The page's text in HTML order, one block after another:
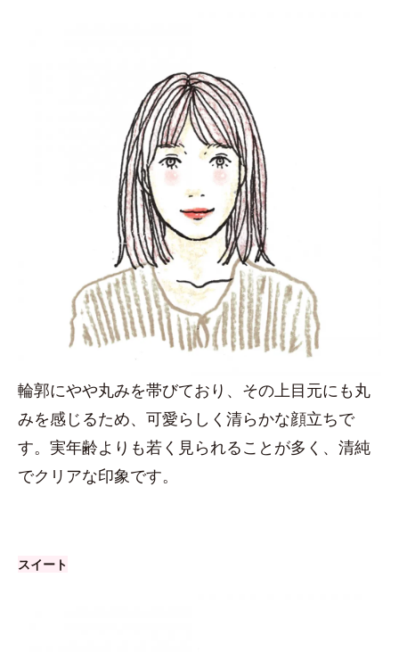
輪郭にやや丸みを帯びており、その上目元にも丸
みを感じるため、可愛らしく清らかな顔立ちで
す。実年齢よりも若く見られることが多く、清純
でクリアな印象です。
スイート